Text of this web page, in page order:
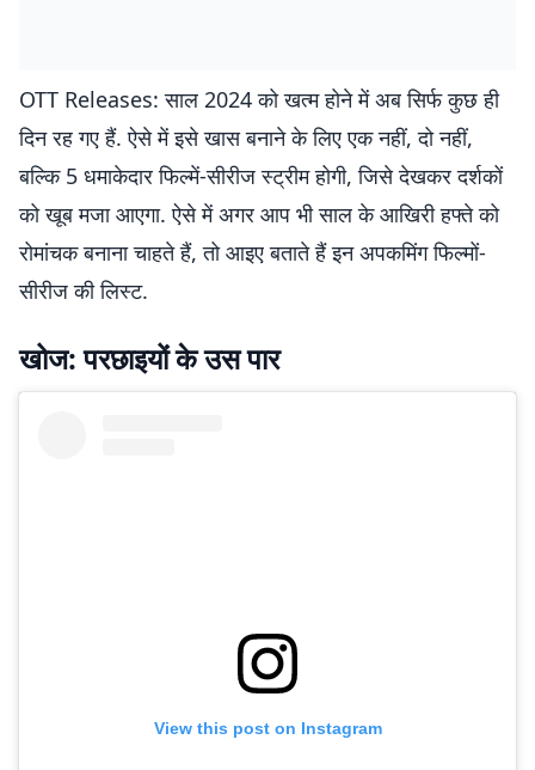
OTT Releases: साल 2024 को खत्म होने में अब सिर्फ कुछ ही
दिन रह गए हैं. ऐसे में इसे खास बनाने के लिए एक नहीं, दो नहीं,
बल्कि 5 धमाकेदार फिल्में-सीरीज स्ट्रीम होगी, जिसे देखकर दर्शकों
को खूब मजा आएगा. ऐसे में अगर आप भी साल के आखिरी हफ्ते को
रोमांचक बनाना चाहते हैं, तो आइए बताते हैं इन अपकमिंग फिल्मों-
सीरीज की लिस्ट.
खोज: परछाइयों के उस पार
View this post on Instagram